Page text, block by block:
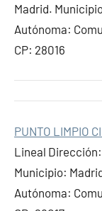
Madrid.
Autónoma:
CP: 28016
PUNTO LIMPIO
Lineal
Municipio:
Autónoma: